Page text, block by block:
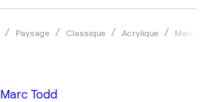
Paysage Classique Acrylique Marc
Marc Todd